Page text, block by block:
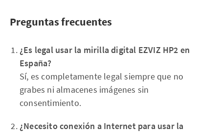
Preguntas frecuentes
¿Es legal usar la mirilla digital EZVIZ HP2 en
España?
Sí, es completamente legal siempre que no
grabes ni almacenes imágenes sin
consentimiento.
¿Necesito conexión a Internet para usar la